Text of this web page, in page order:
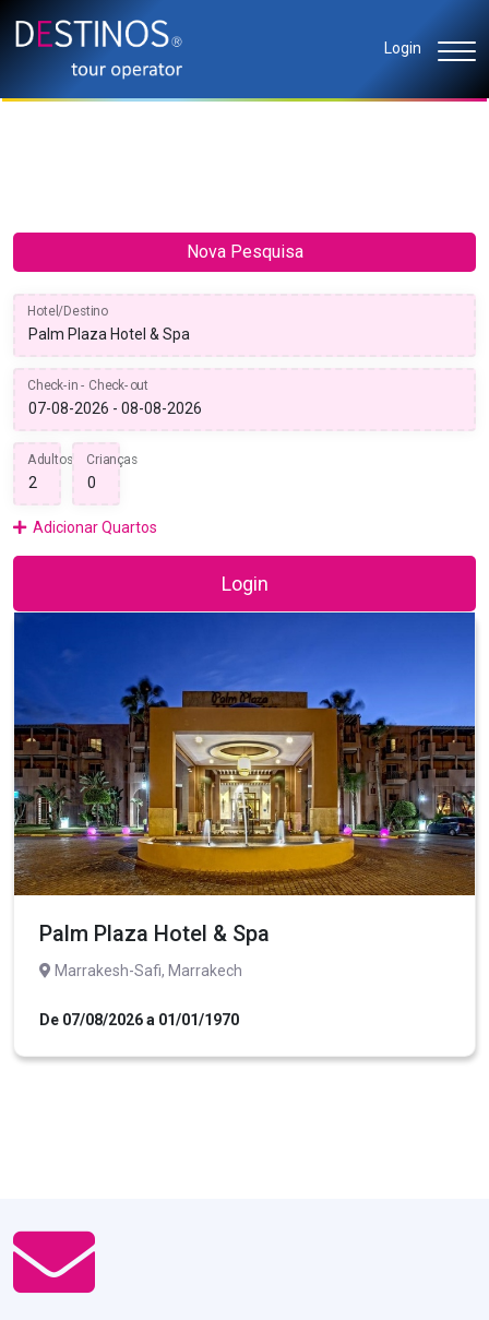
Login
Nova Pesquisa
Hotel/Destino
Check-in - Check-out
Adultos Crianças
Adicionar Quartos
Login
Palm Plaza Hotel & Spa
Marrakesh-Safi, Marrakech
De 07/08/2026 a 01/01/1970